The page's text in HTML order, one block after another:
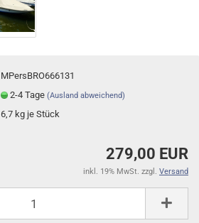
MPersBRO666131
2-4 Tage(Ausland abweichend)
6,7 kg je Stück
279,00 EUR
inkl. 19% MwSt. zzgl. Versand